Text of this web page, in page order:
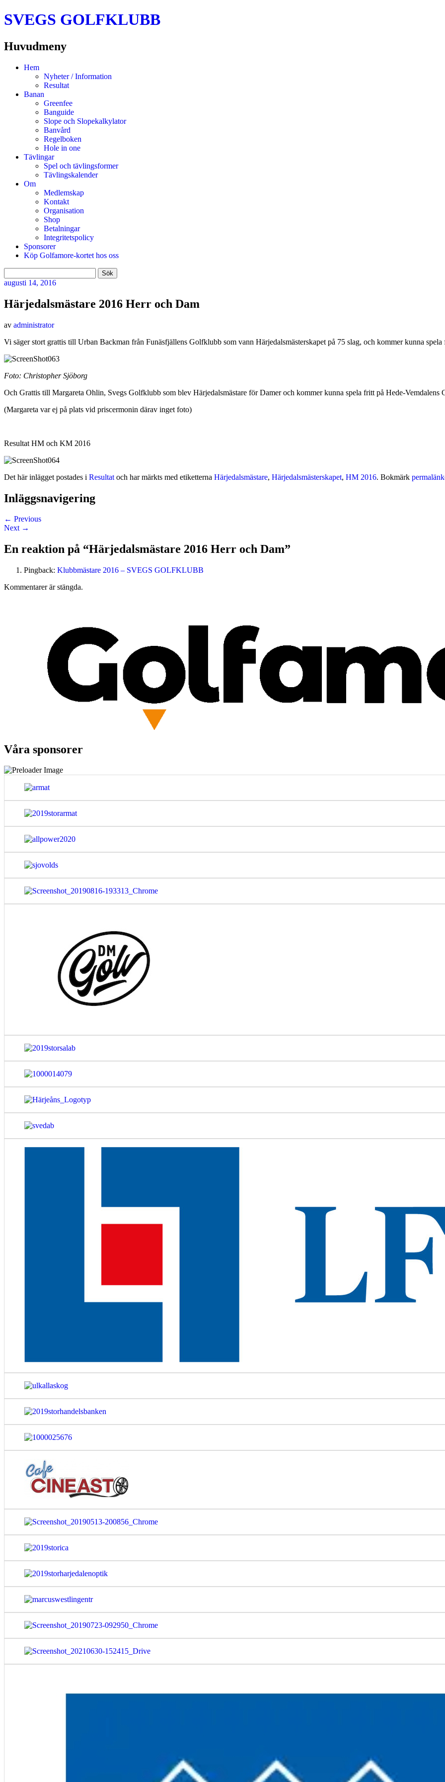
SVEGS GOLFKLUBB
Huvudmeny
HoppaHem
Nyheter / Information
Resultat
Banan
Greenfee
Banguide
Slope och Slopekalkylator
Banvård
Regelboken
Hole in one
Tävlingar
Spel och tävlingsformer
Tävlingskalender
Om
Medlemskap
Kontakt
Organisation
Shop
Betalningar
Integritetspolicy
Sponsorer
Köp Golfamore-kortet hos oss
efter:
augusti 14, 2016
Härjedalsmästare 2016 Herr och Dam
av administrator
Vi säger stort grattis till Urban Backman från Funäsfjällens Golfklubb som vann Härjedalsmästerskapet på 75 slag, och kommer kunna
Foto: Christopher Sjöborg
Och Grattis till Margareta Ohlin, Svegs Golfklubb som blev Härjedalsmästare för Damer och kommer kunna spela fritt på Hede-
(Margareta var ej på plats vid priscermonin därav inget foto)
Resultat HM och KM 2016
Det här inlägget postades i Resultat och har märkts med etiketterna Härjedalsmästare, Härjedalsmästerskapet, HM 2016. Bokmärk
Inläggsnavigering
← Previous
Next →
En reaktion på “Härjedalsmästare 2016 Herr och Dam”
Pingback: Klubbmästare 2016 – SVEGS GOLFKLUBB
Kommentarer är stängda.
Våra sponsorer